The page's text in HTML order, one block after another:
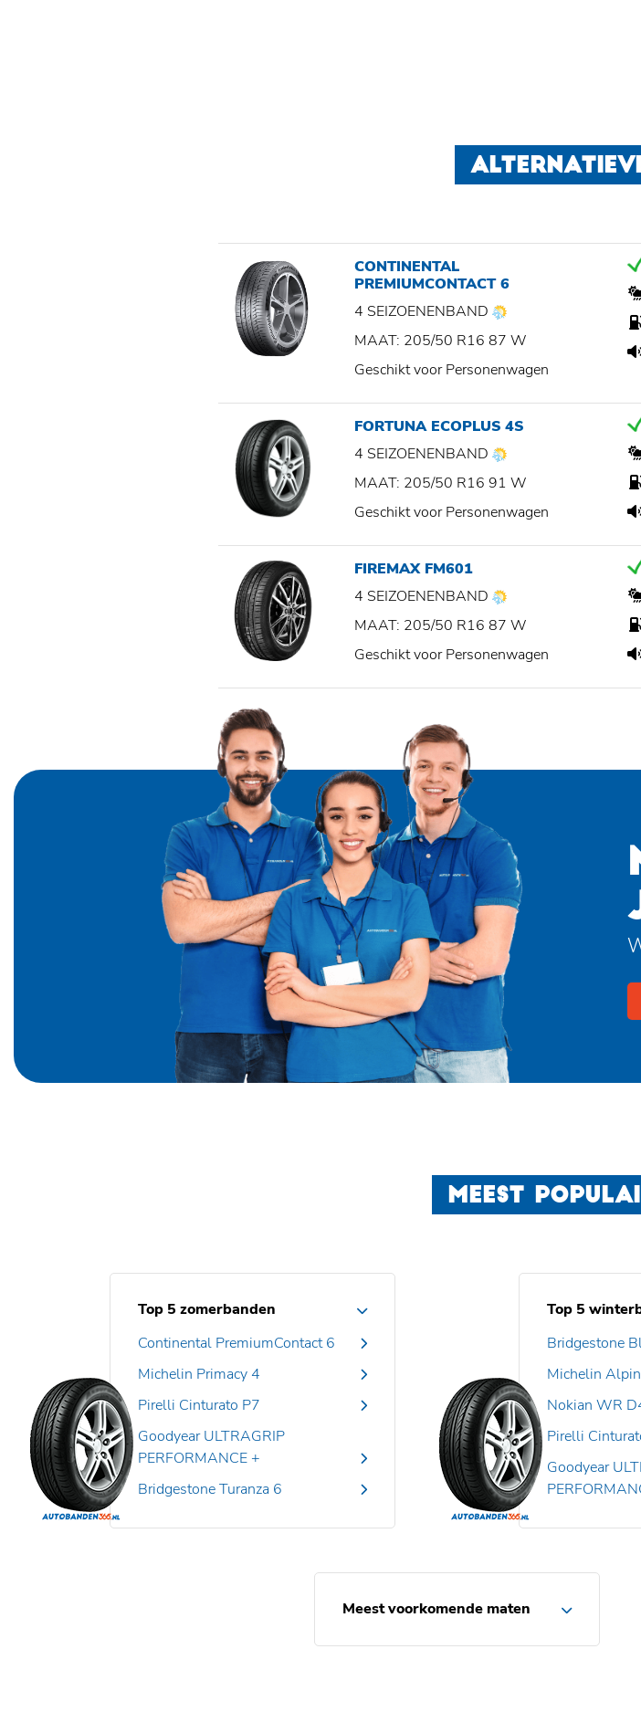
CONTINENTAL
PREMIUMCONTACT 6
4 SEIZOENENBAND
MAAT: 205/50 R16 87 W
Geschikt voor Personenwagen
FORTUNA ECOPLUS 4S
4 SEIZOENENBAND
MAAT: 205/50 R16 91 W
Geschikt voor Personenwagen
FIREMAX FM601
4 SEIZOENENBAND
MAAT: 205/50 R16 87 W
Geschikt voor Personenwagen
MEEST
Top 5 zomerbanden
Continental PremiumContact 6
Michelin Primacy 4
Pirelli Cinturato P7
Goodyear ULTRAGRIP
PERFORMANCE +
Bridgestone Turanza 6
Top 5
Bridgestone
Michelin
Nokian WR
Pirelli
Goodyear
Meest voorkomende maten